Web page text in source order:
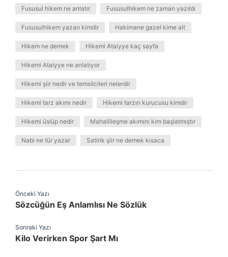
Fususul hikem ne anlatır Fususulhikem ne zaman yazıldı
Fususulhikem yazarı kimdir Hakimane gazel kime ait
Hikem ne demek Hikemi Ataiyye kaç sayfa
Hikemi Ataiyye ne anlatıyor
Hikemi şiir nedir ve temsilcileri nelerdir
Hikemi tarz akımı nedir Hikemi tarzın kurucusu kimdir
Hikemi üslüp nedir Mahallileşme akımını kim başlatmıştır
Nabi ne tür yazar Satirik şiir ne demek kısaca
Önceki Yazı
Sözcüğün Eş Anlamlısı Ne Sözlük
Sonraki Yazı
Kilo Verirken Spor Şart Mı